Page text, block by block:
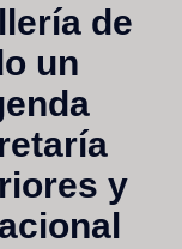
de
un
y